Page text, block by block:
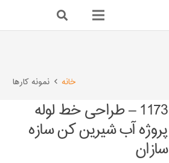
خانه نمونه کارها
1173 – طراحی خط لوله
پروژه آب شیرین کن سازه
سازان